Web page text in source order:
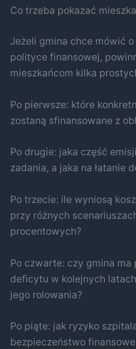
Co trzeba pokazać
Jeżeli gmina chce mówić
polityce finansowej,
mieszkańcom kilka
Po pierwsze: które
zostaną sfinansowane z
Po drugie: jaka część
zadania, a jaka na łatanie
Po trzecie: ile wyniosą
przy różnych
procentowych?
Po czwarte: czy gmina ma
deficytu w kolejnych
jego rolowania?
Po piąte: jak ryzyko
bezpieczeństwo